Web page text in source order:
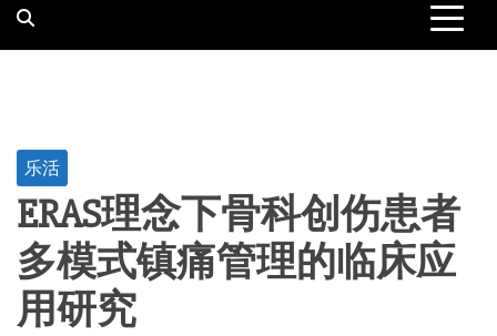
乐活
ERAS理念下骨科创伤患者
多模式镇痛管理的临床应
用研究